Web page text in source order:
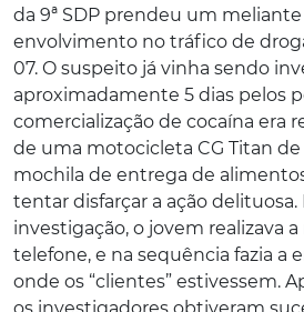
da 9ª SDP prendeu um
envolvimento no tráfico de
07. O suspeito já vinha sendo
aproximadamente 5 dias pelos
comercialização de cocaína era
de uma motocicleta CG Titan
mochila de entrega de
tentar disfarçar a ação delituosa.
investigação, o jovem realizava
telefone, e na sequência fazia a
onde os “clientes” estivessem.